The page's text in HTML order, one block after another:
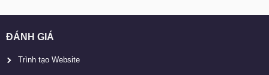
ĐÁNH GIÁ
Trình tạo Website